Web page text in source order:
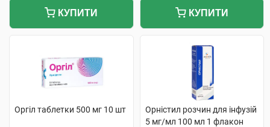
КУПИТИ КУПИТИ
Оргіл таблетки 500 мг 10 шт
Орністил розчин для інфузій
5 мг/мл 100 мл 1 флакон